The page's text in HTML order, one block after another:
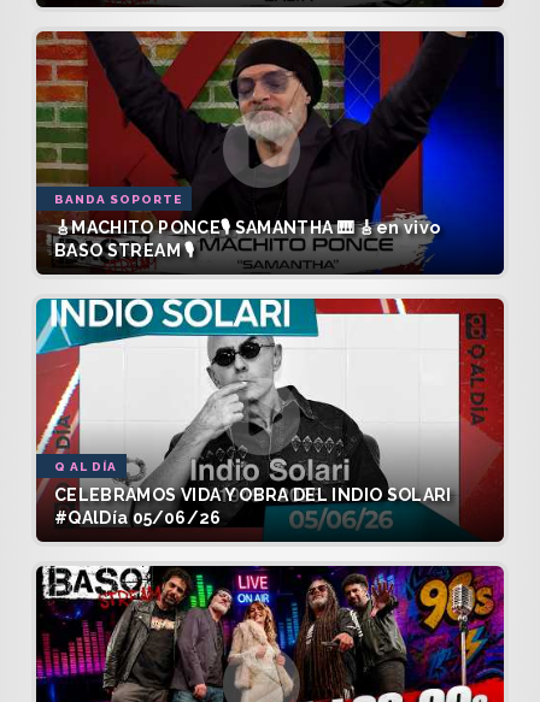
BANDA SOPORTE
🎸MACHITO PONCE🎙️ SAMANTHA 🎹 🎸en vivo
BASO STREAM 🎙️
Q AL DÍA
CELEBRAMOS VIDA Y OBRA DEL INDIO SOLARI
#QAlDía 05/06/26